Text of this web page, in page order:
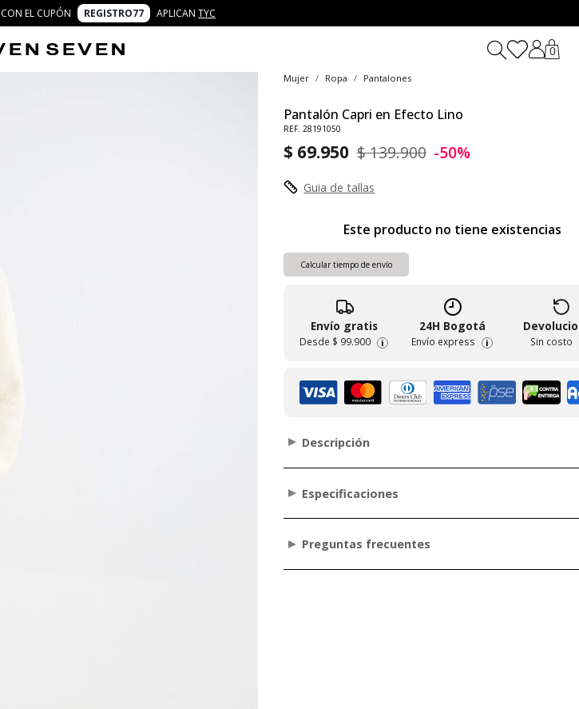
EL CUPÓN REGISTRO77 APLICAN TYC
0
Mujer Ropa Pantalones
Pantalón Capri en Efecto Lino
REF. 28191050
$ 69.950 $ 139.900 -50%
Guia de tallas
Este producto no tiene existencias
Calcular tiempo de envío
Envío gratis
Desde $ 99.900 i
24H Bogotá
Envío express i Sin costo
Descripción
Especificaciones
Preguntas frecuentes